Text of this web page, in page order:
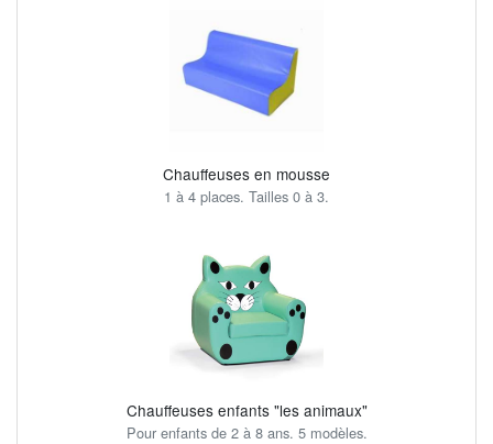
Chauffeuses en mousse
1 à 4 places. Tailles 0 à 3.
Chauffeuses enfants "les animaux"
Pour enfants de 2 à 8 ans. 5 modèles.